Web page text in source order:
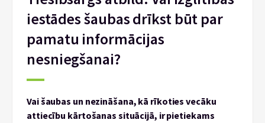
iestādes šaubas drīkst būt par
pamatu informācijas
nesniegšanai?
Vai šaubas un nezināšana, kā rīkoties vecāku
attiecību kārtošanas situācijā, ir pietiekams